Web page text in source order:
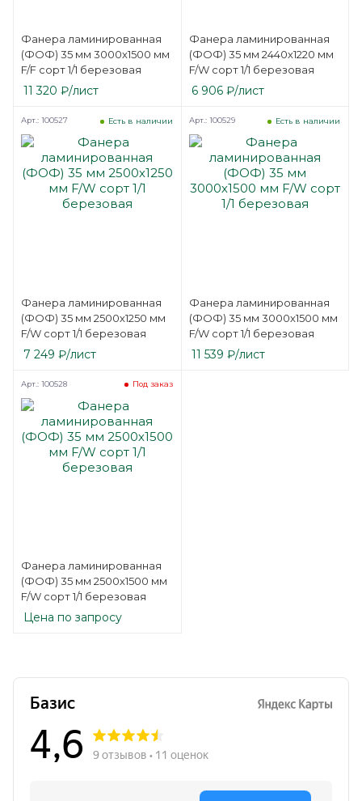
Фанера ламинированная
(ФОФ) 35 мм 3000х1500 мм
F/F сорт 1/1 березовая
11 320 ₽/лист
Фанера ламинированная
(ФОФ) 35 мм 2440х1220 мм
F/W сорт 1/1 березовая
6 906₽/лист
Фанера ламинированная
(ФОФ) 35 мм 2500х1250 мм
F/W сорт 1/1 березовая
Есть в наличии
Арт.: 100527
7 249 ₽/лист
Фанера ламинированная
(ФОФ) 35 мм 3000х1500 мм
F/W сорт 1/1 березовая
Есть в наличии
Арт.: 100529
11 539 ₽/лист
Фанера ламинированная
(ФОФ) 35 мм 2500х1500 мм
F/W сорт 1/1 березовая
Под заказ
Арт.: 100528
Цена по запросу